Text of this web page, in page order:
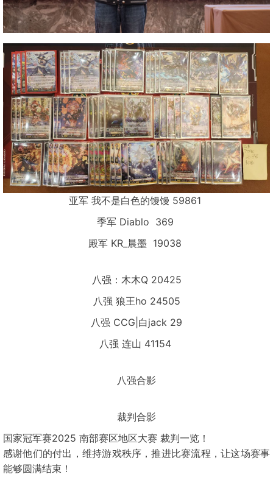
亚军 我不是白色的馒馒 59861
季军 Diablo 369
殿军 KR_晨墨 19038
八强：木木Q 20425
八强 狼王ho 24505
八强 CCG|白jack 29
八强 连山 41154
八强合影
裁判合影
国家冠军赛2025 南部赛区地区大赛 裁判一览！
感谢他们的付出，维持游戏秩序，推进比赛流程，让这场赛事
能够圆满结束！